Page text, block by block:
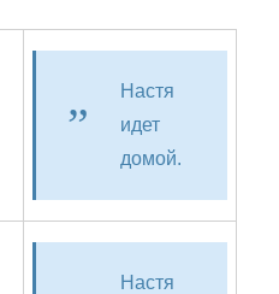
Настя
идет
домой.
Настя